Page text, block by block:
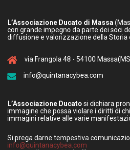
L’Associazione Ducato di Massa
con grande impegno da parte dei soci
diffusione e valorizzazione della Storia
via Frangola 48 - 54100
info@quintanacybea.com
L’Associazione Ducato si dichiara
immagine che possa violare i diritti di
immagini relative alle varie
Si prega darne tempestiva
info@quintanacybea.com